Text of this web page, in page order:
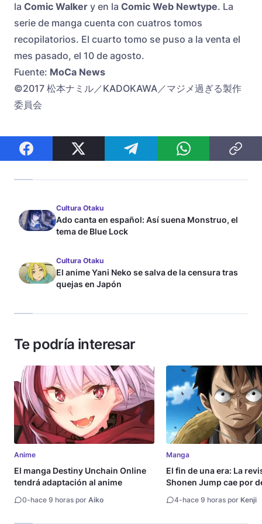
la Comic Walker y en la Comic Web Newtype. La
serie de manga cuenta con cuatros tomos
recopilatorios. El cuarto tomo se puso a la venta el
mes pasado, el 10 de agosto.
​Fuente: MoCa News
©2017 松本ナミル／KADOKAWA／マジメ過ぎる製作
委員会
Cultura Otaku
Ado canta en español: Así suena Monstruo, el
tema de Blue Lock
Cultura Otaku
El anime Yani Neko se salva de la censura tras
quejas en Japón
Te podría interesar
Anime
El manga Destiny Unchain Online
tendrá adaptación al anime
0-hace 9 horas por Aiko
Manga
El fin de una era: La
Shonen Jump cae por
4-hace 9 horas por Kenji